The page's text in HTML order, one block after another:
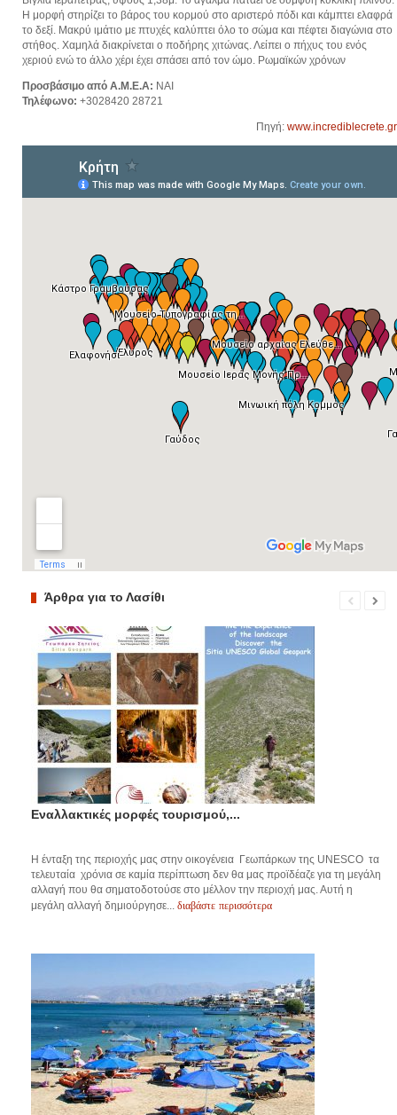
Η μορφή στηρίζει το βάρος του κορμού στο αριστερό πόδι και κάμπτει ελαφρά
το δεξί. Μακρύ ιμάτιο με πτυχές καλύπτει όλο το σώμα και πέφτει διαγώνια στο
στήθος. Χαμηλά διακρίνεται ο ποδήρης χιτώνας. Λείπει ο πήχυς του ενός
χεριού ενώ το άλλο χέρι έχει σπάσει από τον ώμο. Ρωμαϊκών χρόνων
Προσβάσιμο από Α.Μ.Ε.Α: ΝΑΙ
Τηλέφωνο: +3028420 28721
Πηγή: www.incrediblecrete.gr
Άρθρα για το Λασίθι
Εναλλακτικές μορφές τουρισμού,...
Η ένταξη της περιοχής μας στην οικογένεια Γεωπάρκων της UNESCO τα
τελευταία χρόνια σε καμία περίπτωση δεν θα μας προϊδέαζε για τη μεγάλη
αλλαγή που θα σηματοδοτούσε στο μέλλον την περιοχή μας. Αυτή η
μεγάλη αλλαγή δημιούργησε... διαβάστε περισσότερα